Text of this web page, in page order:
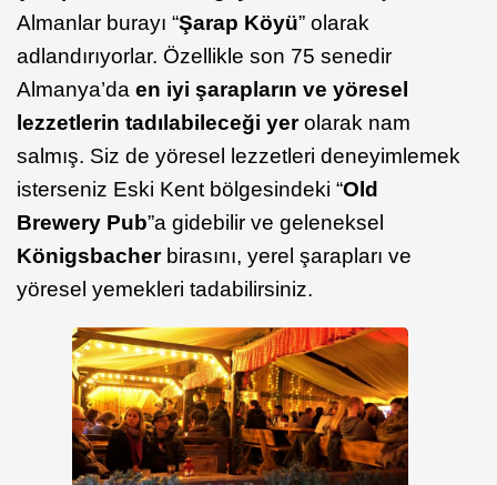
Almanlar burayı “Şarap Köyü” olarak
adlandırıyorlar. Özellikle son 75 senedir
Almanya’da en iyi şarapların ve yöresel
lezzetlerin tadılabileceği yerolarak nam
salmış. Siz de yöresel lezzetleri deneyimlemek
isterseniz Eski Kent bölgesindeki “Old
Brewery Pub”a gidebilir ve geleneksel
Königsbacherbirasını, yerel şarapları ve
yöresel yemekleri tadabilirsiniz.